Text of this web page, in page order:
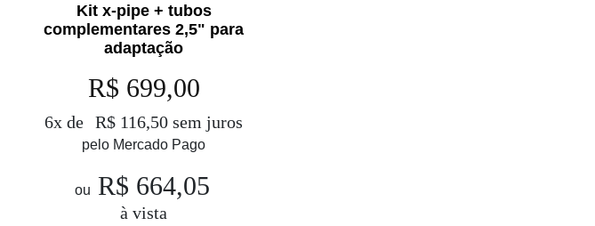
Kit x-pipe + tubos
complementares 2,5" para
adaptação
R$ 699,00
6x de R$ 116,50 sem juros
pelo Mercado Pago
ou R$ 664,05
à vista